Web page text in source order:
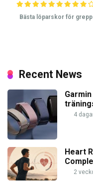
Bästa löparskor för grepp
Recent News
4
Heart
2